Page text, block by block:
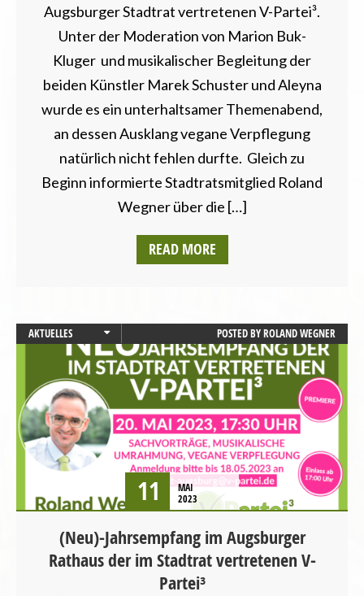
Augsburger Stadtrat vertretenen V-Partei³.
Unter der Moderation von Marion Buk-
Kluger und musikalischer Begleitung der
beiden Künstler Marek Schuster und Aleyna
wurde es ein unterhaltsamer Themenabend,
an dessen Ausklang vegane Verpflegung
natürlich nicht fehlen durfte. Gleich zu
Beginn informierte Stadtratsmitglied Roland
Wegner über die […]
READ MORE
AKTUELLES
AUGSBURG
STARTSEITE
UNCATEGORIZED
VERANSTALTUNGEN
POSTED BYROLAND WEGNER
11
MAI
2023
(Neu)-Jahrsempfang im Augsburger
Rathaus der im Stadtrat vertretenen V-
Partei³